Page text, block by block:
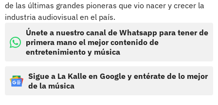
de las últimas grandes pioneras que vio nacer y crecer la
industria audiovisual en el país.
Únete a nuestro canal de Whatsapp para tener de
primera mano el mejor contenido de
entretenimiento y música
Sigue a La Kalle en Google y entérate de lo mejor
de la música